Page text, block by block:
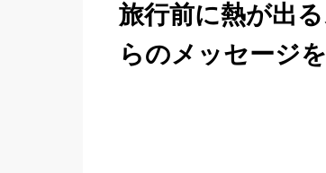
旅行前に熱が出
らのメッセージ